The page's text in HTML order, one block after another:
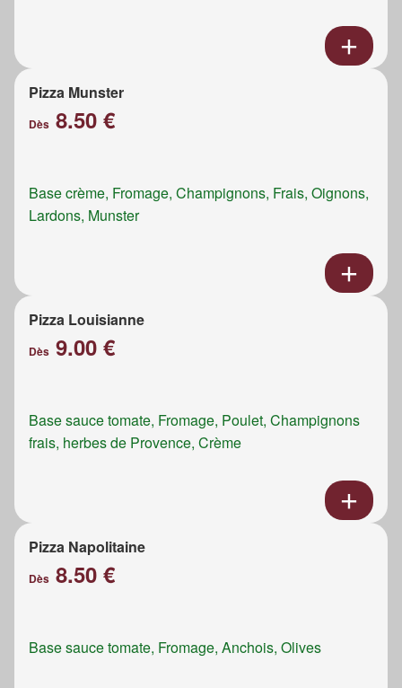
Pizza Munster
Dès 8.50 €
Base crème, Fromage, Champignons, Frais, Oignons,
Lardons, Munster
Pizza Louisianne
Dès 9.00 €
Base sauce tomate, Fromage, Poulet, Champignons
frais, herbes de Provence, Crème
Pizza Napolitaine
Dès 8.50 €
Base sauce tomate, Fromage, Anchois, Olives